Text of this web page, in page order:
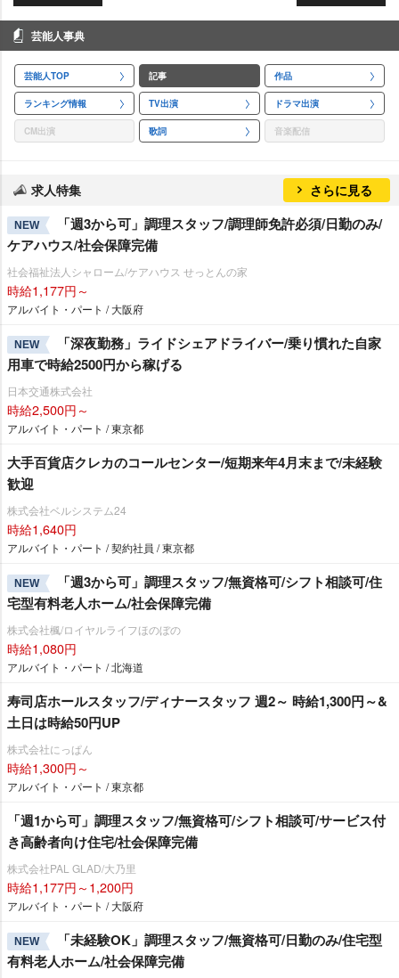
芸能人事典
芸能人TOP 記事 作品
ランキング情報 TV出演 ドラマ出演
CM出演 歌詞 音楽配信
求人特集 さらに見る
NEW
「週3から可」調理スタッフ/調理師免許必須/日勤のみ/
ケアハウス/社会保障完備
社会福祉法人シャローム/ケアハウス せっとんの家
時給1,177円～
アルバイト・パート / 大阪府
NEW
「深夜勤務」ライドシェアドライバー/乗り慣れた自家
用車で時給2500円から稼げる
日本交通株式会社
時給2,500円～
アルバイト・パート / 東京都
大手百貨店クレカのコールセンター/短期来年4月末まで/未経験
歓迎
株式会社ベルシステム24
時給1,640円
アルバイト・パート / 契約社員 / 東京都
NEW
「週3から可」調理スタッフ/無資格可/シフト相談可/住
宅型有料老人ホーム/社会保障完備
株式会社楓/ロイヤルライフほのぼの
時給1,080円
アルバイト・パート / 北海道
寿司店ホールスタッフ/ディナースタッフ 週2～ 時給1,300円～&
土日は時給50円UP
株式会社にっぱん
時給1,300円～
アルバイト・パート / 東京都
「週1から可」調理スタッフ/無資格可/シフト相談可/サービス付
き高齢者向け住宅/社会保障完備
株式会社PAL GLAD/大乃里
時給1,177円～1,200円
アルバイト・パート / 大阪府
NEW
「未経験OK」調理スタッフ/無資格可/日勤のみ/住宅型
有料老人ホーム/社会保障完備